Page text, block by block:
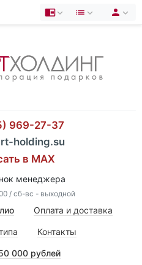
969-27-37
holding.su
в MAX
менеджера
/ сб-вс - выходной
Оплата и доставка
Контакты
000 рублей